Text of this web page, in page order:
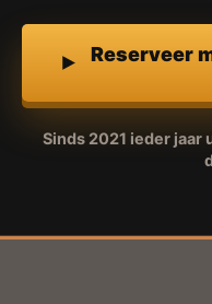
Reserveer
Sinds 2021 ieder